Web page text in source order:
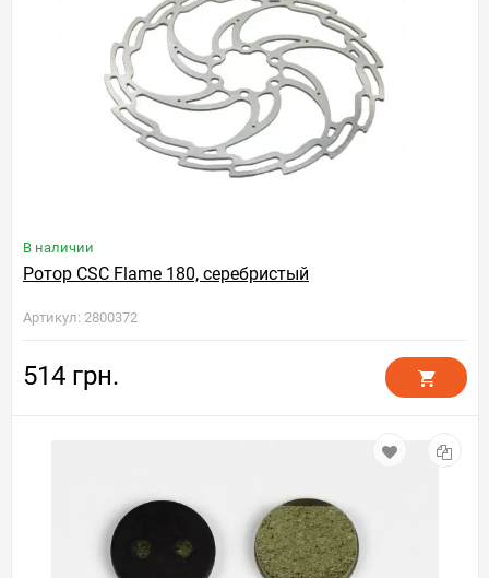
В наличии
Ротор CSC Flame 180, серебристый
Артикул: 2800372
514 грн.